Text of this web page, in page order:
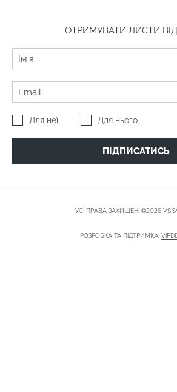
ОТРИМУВАТИ ЛИСТИ
Для неї Для нього
ПІДПИСАТИСЬ
УСІ ПРАВА ЗАХИЩЕНІ ©2026
РОЗРОБКА ТА ПІДТРИМКА: